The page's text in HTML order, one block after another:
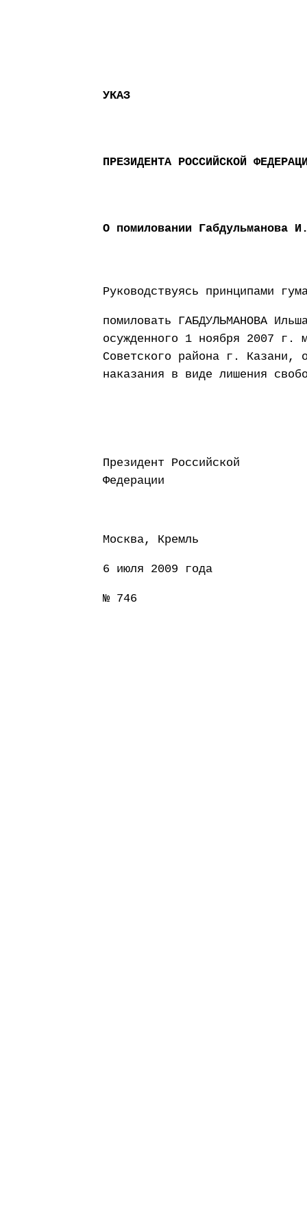
УКАЗ
ПРЕЗИДЕНТА РОССИЙСКОЙ
О помиловании Габдульманова
Руководствуясь принципами
помиловать ГАБДУЛЬМАНОВА
осужденного 1 ноября 2007 г.
Советского района г. Казани,
наказания в виде лишения
Президент Российской
Федерации
Москва, Кремль
6 июля 2009 года
№ 746